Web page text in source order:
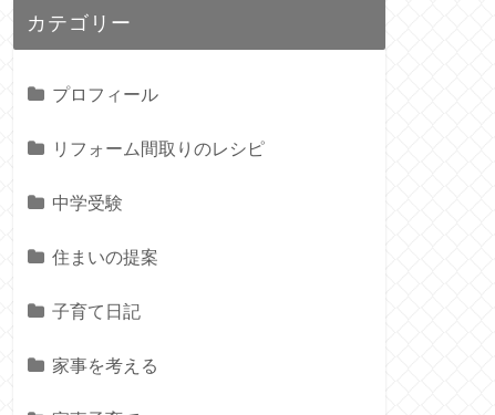
カテゴリー
プロフィール
リフォーム間取りのレシピ
中学受験
住まいの提案
子育て日記
家事を考える